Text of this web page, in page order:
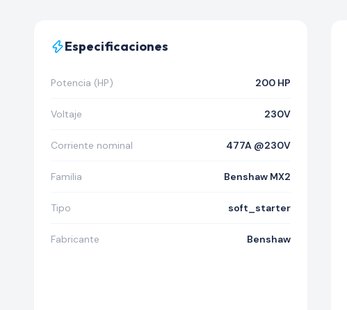
Especificaciones
Potencia (HP) 200 HP
Voltaje 230V
Corriente nominal 477A @230V
Familia Benshaw MX2
Tipo soft_starter
Fabricante Benshaw